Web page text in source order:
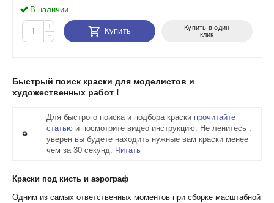
Быстрый поиск краски для моделистов и
художественных работ !
Для быстрого поиска и подбора краски прочитайте
статью и посмотрите видео инструкцию. Не ленитесь ,
уверен вы будете находить нужные вам краски менее
чем за 30 секунд. Читать
Краски под кисть и аэрограф
Одним из самых ответственных моментов при сборке масштабной
В наличии
+
−
Купить
Купить в один
клик